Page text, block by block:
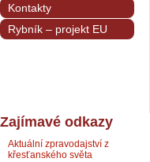
Kontakty
Rybník – projekt EU
Zajímavé odkazy
Aktuální zpravodajství z
křesťanského světa